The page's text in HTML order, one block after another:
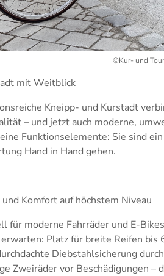
©Kur- und
mit Weitblick
Kneipp- und Kurstadt
– und jetzt auch moderne,
Funktionselemente: Sie sind
Hand in Hand gehen.
Komfort auf höchstem Niveau
für moderne Fahrräder und E-
Platz für breite Reifen
Diebstahlsicherung
Zweiräder vor Beschädigungen –